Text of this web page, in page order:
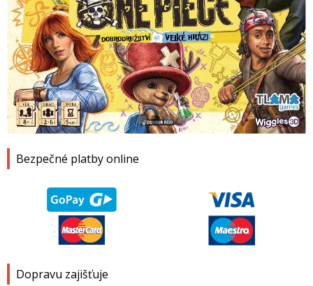
Bezpečné platby online
Dopravu zajišťuje